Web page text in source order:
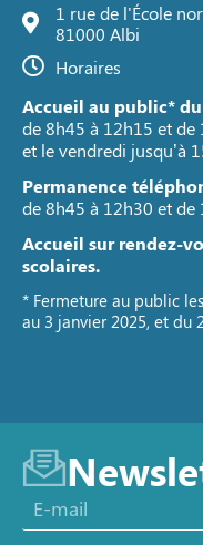
1 rue de l'École
81000 Albi
Horaires
Accueil au public*
de 8h45 à 12h15 et de
et le vendredi jusqu’à
Permanence
de 8h45 à 12h30 et de
Accueil sur rendez-
scolaires.
* Fermeture au public
au 3 janvier 2025, et du